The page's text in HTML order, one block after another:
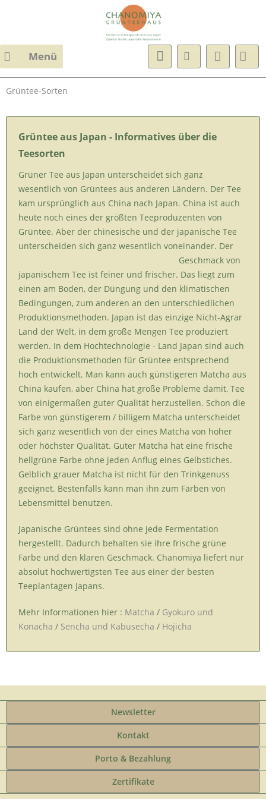
Menü
Grüntee-Sorten
Grüntee aus Japan - Informatives über die
Teesorten
Grüner Tee aus Japan unterscheidet sich ganz
wesentlich von Grüntees aus anderen Ländern. Der Tee
kam ursprünglich aus China nach Japan. China ist auch
heute noch eines der größten Teeproduzenten von
Grüntee. Aber der chinesische und der japanische Tee
unterscheiden sich ganz wesentlich voneinander. Der
Geschmack von
japanischem Tee ist feiner und frischer. Das liegt zum
einen am Boden, der Düngung und den klimatischen
Bedingungen, zum anderen an den unterschiedlichen
Produktionsmethoden. Japan ist das einzige Nicht-Agrar
Land der Welt, in dem große Mengen Tee produziert
werden. In dem Hochtechnologie - Land Japan sind auch
die Produktionsmethoden für Grüntee entsprechend
hoch entwickelt. Man kann auch günstigeren Matcha aus
China kaufen, aber China hat große Probleme damit, Tee
von einigermaßen guter Qualität herzustellen. Schon die
Farbe von günstigerem / billigem Matcha unterscheidet
sich ganz wesentlich von der eines Matcha von hoher
oder höchster Qualität. Guter Matcha hat eine frische
hellgrüne Farbe ohne jeden Anflug eines Gelbstiches.
Gelblich grauer Matcha ist nicht für den Trinkgenuss
geeignet. Bestenfalls kann man ihn zum Färben von
Lebensmittel benutzen.
Japanische Grüntees sind ohne jede Fermentation
hergestellt. Dadurch behalten sie ihre frische grüne
Farbe und den klaren Geschmack. Chanomiya liefert nur
absolut hochwertigsten Tee aus einer der besten
Teeplantagen Japans.
Mehr Informationen hier : Matcha / Gyokuro und
Konacha / Sencha und Kabusecha / Hojicha
Newsletter
Kontakt
Porto & Bezahlung
Zertifikate